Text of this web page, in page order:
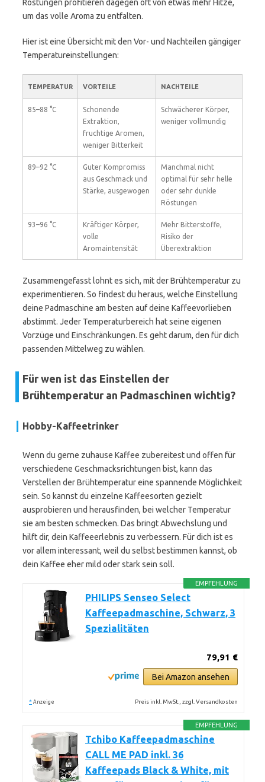
Röstungen profitieren dagegen oft von etwas mehr Hitze,
um das volle Aroma zu entfalten.
Hier ist eine Übersicht mit den Vor- und Nachteilen gängiger
Temperatureinstellungen:
TEMPERATUR VORTEILE NACHTEILE
85–88 °C
Schonende
Extraktion,
fruchtige Aromen,
weniger Bitterkeit
Schwächerer Körper,
weniger vollmundig
89–92 °C
Guter Kompromiss
aus Geschmack und
Stärke, ausgewogen
Manchmal nicht
optimal für sehr helle
oder sehr dunkle
Röstungen
93–96 °C
Kräftiger Körper,
volle
Aromaintensität
Mehr Bitterstoffe,
Risiko der
Überextraktion
Zusammengefasst lohnt es sich, mit der Brühtemperatur zu
experimentieren. So findest du heraus, welche Einstellung
deine Padmaschine am besten auf deine Kaffeevorlieben
abstimmt. Jeder Temperaturbereich hat seine eigenen
Vorzüge und Einschränkungen. Es geht darum, den für dich
passenden Mittelweg zu wählen.
Für wen ist das Einstellen der
Brühtemperatur an Padmaschinen wichtig?
Hobby-Kaffeetrinker
Wenn du gerne zuhause Kaffee zubereitest und offen für
verschiedene Geschmacksrichtungen bist, kann das
Verstellen der Brühtemperatur eine spannende Möglichkeit
sein. So kannst du einzelne Kaffeesorten gezielt
ausprobieren und herausfinden, bei welcher Temperatur
sie am besten schmecken. Das bringt Abwechslung und
hilft dir, dein Kaffeeerlebnis zu verbessern. Für dich ist es
vor allem interessant, weil du selbst bestimmen kannst, ob
dein Kaffee eher mild oder stark sein soll.
EMPFEHLUNG
PHILIPS Senseo Select
Kaffeepadmaschine, Schwarz, 3
Spezialitäten
79,91 €
Bei Amazon ansehen
* Anzeige Preis inkl. MwSt., zzgl. Versandkosten
EMPFEHLUNG
Tchibo Kaffeepadmaschine
CALL ME PAD inkl. 36
Kaffeepads Black & White, mit